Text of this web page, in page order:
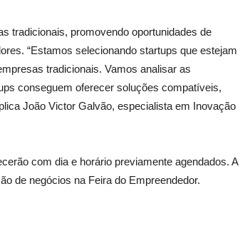
tradicionais, promovendo oportunidades de
“Estamos selecionando startups que estejam
tradicionais. Vamos analisar as
conseguem oferecer soluções compatíveis,
João Victor Galvão, especialista em Inovação
com dia e horário previamente agendados. A
de negócios na Feira do Empreendedor.